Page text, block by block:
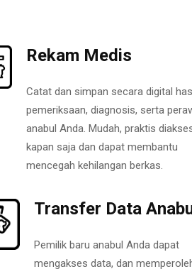
Rekam Medis
Catat dan simpan secara digital
pemeriksaan, diagnosis, serta
anabul Anda. Mudah, praktis
kapan saja dan dapat membantu
mencegah kehilangan berkas.
Transfer Data
Pemilik baru anabul Anda dapat
mengakses data, dan